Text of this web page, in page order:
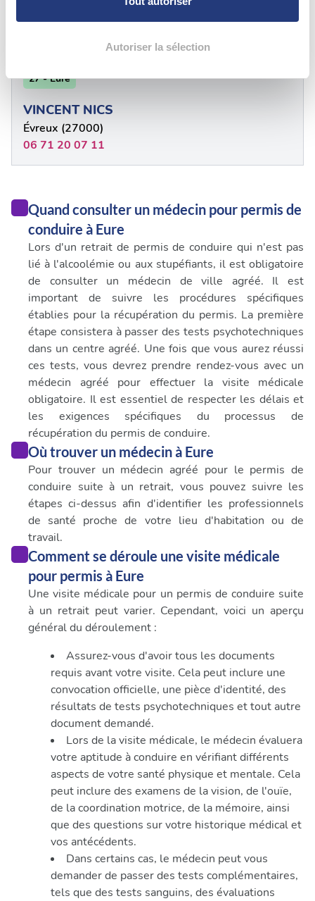
déclaration sur les cookies.
Les cookies nous permettent de personnaliser le contenu
médias sociaux et d'analyser notre trafic. Nous
partageons également des informations sur l'utilisation de
notre site avec nos partenaires de médias sociaux, de
publicité et d'analyse, qui peuvent combiner celles-ci
ou qu'ils ont collectées lors de votre utilisation de leurs
services.
Autoriser la sélection
0232240020
27 - Eure
VINCENT NICS
Évreux (27000)
06 71 20 07 11
Quand consulter un médecin pour permis de
conduire à Eure
Lors d'un retrait de permis de conduire qui n'est pas
lié à l'alcoolémie ou aux stupéfiants, il est obligatoire
de consulter un médecin de ville agréé. Il est
important de suivre les procédures spécifiques
établies pour la récupération du permis. La première
étape consistera à passer des tests psychotechniques
dans un centre agréé. Une fois que vous aurez réussi
ces tests, vous devrez prendre rendez-vous avec un
médecin agréé pour effectuer la visite médicale
obligatoire. Il est essentiel de respecter les délais et
les exigences spécifiques du processus de
récupération du permis de conduire.
Où trouver un médecin à Eure
Pour trouver un médecin agréé pour le permis de
conduire suite à un retrait, vous pouvez suivre les
étapes ci-dessus afin d'identifier les professionnels
de santé proche de votre lieu d'habitation ou de
travail.
Comment se déroule une visite médicale
pour permis à Eure
Une visite médicale pour un permis de conduire suite
à un retrait peut varier. Cependant, voici un aperçu
général du déroulement :
Assurez-vous d'avoir tous les documents
requis avant votre visite. Cela peut inclure une
convocation officielle, une pièce d'identité, des
résultats de tests psychotechniques et tout autre
document demandé.
Lors de la visite médicale, le médecin évaluera
votre aptitude à conduire en vérifiant différents
aspects de votre santé physique et mentale. Cela
peut inclure des examens de la vision, de l'ouïe,
de la coordination motrice, de la mémoire, ainsi
que des questions sur votre historique médical et
vos antécédents.
Dans certains cas, le médecin peut vous
demander de passer des tests complémentaires,
tels que des tests sanguins, des évaluations